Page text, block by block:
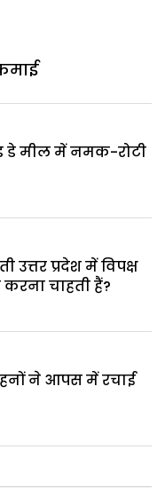
डे मील में नमक-रोटी
उत्तर प्रदेश में विपक्ष
चाहती हैं?
ने आपस में रचाई